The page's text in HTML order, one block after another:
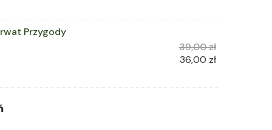
Przygody
39,00zł
36,00 zł